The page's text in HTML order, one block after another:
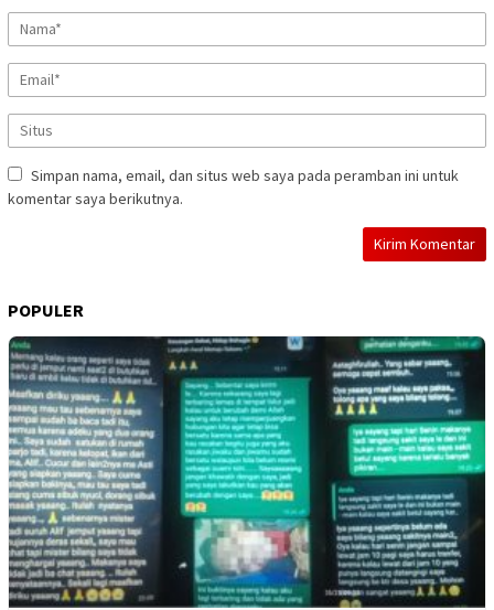
Simpan nama, email, dan situs web saya pada peramban ini untuk
komentar saya berikutnya.
POPULER